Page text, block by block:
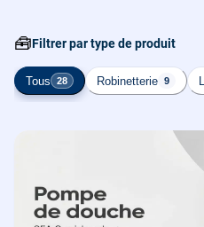
🧰Filtrer par type de produit
Tous 28 Robinetterie 9